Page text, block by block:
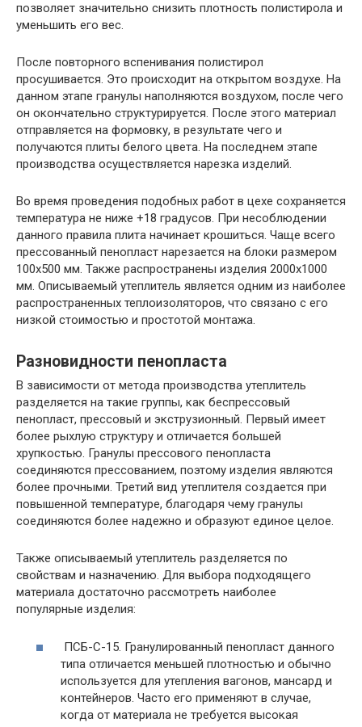
позволяет значительно снизить плотность полистирола и
уменьшить его вес.
После повторного вспенивания полистирол
просушивается. Это происходит на открытом воздухе. На
данном этапе гранулы наполняются воздухом, после чего
он окончательно структурируется. После этого материал
отправляется на формовку, в результате чего и
получаются плиты белого цвета. На последнем этапе
производства осуществляется нарезка изделий.
Во время проведения подобных работ в цехе сохраняется
температура не ниже +18 градусов. При несоблюдении
данного правила плита начинает крошиться. Чаще всего
прессованный пенопласт нарезается на блоки размером
100х500 мм. Также распространены изделия 2000х1000
мм. Описываемый утеплитель является одним из наиболее
распространенных теплоизоляторов, что связано с его
низкой стоимостью и простотой монтажа.
Разновидности пенопласта
В зависимости от метода производства утеплитель
разделяется на такие группы, как беспрессовый
пенопласт, прессовый и экструзионный. Первый имеет
более рыхлую структуру и отличается большей
хрупкостью. Гранулы прессового пенопласта
соединяются прессованием, поэтому изделия являются
более прочными. Третий вид утеплителя создается при
повышенной температуре, благодаря чему гранулы
соединяются более надежно и образуют единое целое.
Также описываемый утеплитель разделяется по
свойствам и назначению. Для выбора подходящего
материала достаточно рассмотреть наиболее
популярные изделия:
ПСБ-С-15. Гранулированный пенопласт данного
типа отличается меньшей плотностью и обычно
используется для утепления вагонов, мансард и
контейнеров. Часто его применяют в случае,
когда от материала не требуется высокая